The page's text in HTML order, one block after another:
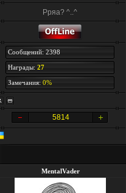
Рряа? ^..^
Сообщений: 2398
Награды: 27
Замечания: 0%
5814
MentalVader